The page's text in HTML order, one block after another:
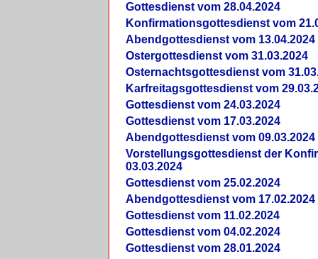
Gottesdienst vom 28.04.2024
Konfirmationsgottesdienst vom
Abendgottesdienst vom 13.04.2024
Ostergottesdienst vom 31.03.2024
Osternachtsgottesdienst vom
Karfreitagsgottesdienst vom
Gottesdienst vom 24.03.2024
Gottesdienst vom 17.03.2024
Abendgottesdienst vom 09.03.2024
Vorstellungsgottesdienst der
03.03.2024
Gottesdienst vom 25.02.2024
Abendgottesdienst vom 17.02.2024
Gottesdienst vom 11.02.2024
Gottesdienst vom 04.02.2024
Gottesdienst vom 28.01.2024